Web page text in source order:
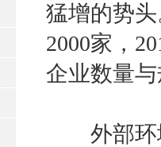
猛增的势
2000家，
企业数量
外部环